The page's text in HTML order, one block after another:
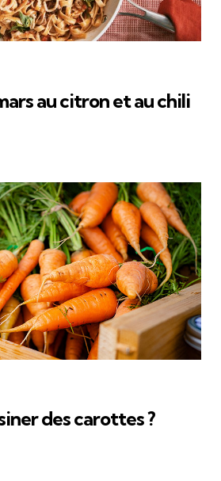
au citron et au chili
des carottes ?